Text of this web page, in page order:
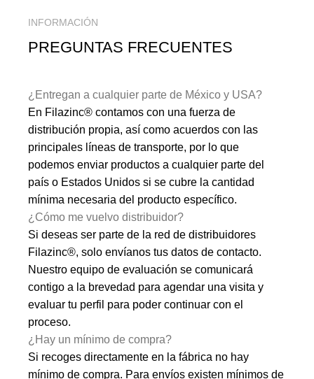
INFORMACIÓN
PREGUNTAS FRECUENTES
¿Entregan a cualquier parte de México y USA?
En Filazinc® contamos con una fuerza de
distribución propia, así como acuerdos con las
principales líneas de transporte, por lo que
podemos enviar productos a cualquier parte del
país o Estados Unidos si se cubre la cantidad
mínima necesaria del producto específico.
¿Cómo me vuelvo distribuidor?
Si deseas ser parte de la red de distribuidores
Filazinc®, solo envíanos tus datos de contacto.
Nuestro equipo de evaluación se comunicará
contigo a la brevedad para agendar una visita y
evaluar tu perfil para poder continuar con el
proceso.
¿Hay un mínimo de compra?
Si recoges directamente en la fábrica no hay
mínimo de compra. Para envíos existen mínimos de